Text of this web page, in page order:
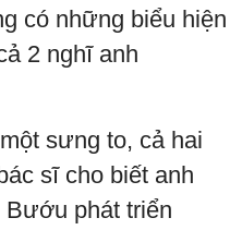
có những biểu hiện
2 nghĩ anh
sưng to, cả hai
sĩ cho biết anh
phát triển